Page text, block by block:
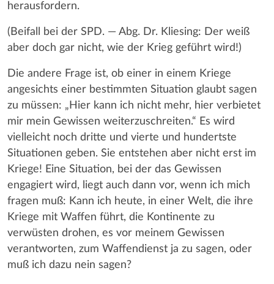
herausfordern.
(Beifall bei der SPD. — Abg. Dr. Kliesing: Der weiß
aber doch gar nicht, wie der Krieg geführt wird!)
Die andere Frage ist, ob einer in einem Kriege
angesichts einer bestimmten Situation glaubt sagen
zu müssen: „Hier kann ich nicht mehr, hier verbietet
mir mein Gewissen weiterzuschreiten.“ Es wird
vielleicht noch dritte und vierte und hundertste
Situationen geben. Sie entstehen aber nicht erst im
Kriege! Eine Situation, bei der das Gewissen
engagiert wird, liegt auch dann vor, wenn ich mich
fragen muß: Kann ich heute, in einer Welt, die ihre
Kriege mit Waffen führt, die Kontinente zu
verwüsten drohen, es vor meinem Gewissen
verantworten, zum Waffendienst ja zu sagen, oder
muß ich dazu nein sagen?